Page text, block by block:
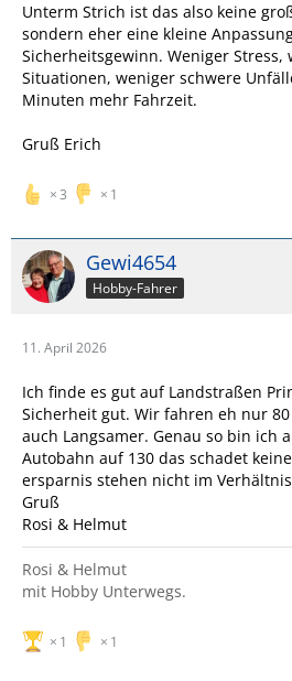
Unterm Strich ist das also keine
sondern eher eine kleine
Sicherheitsgewinn. Weniger Stress,
Situationen, weniger schwere
Minuten mehr Fahrzeit.
Gruß Erich
3 1
Gewi4654
Hobby-Fahrer
11. April 2026
Ich finde es gut auf Landstraßen
Sicherheit gut. Wir fahren eh nur
auch Langsamer. Genau so bin ich
Autobahn auf 130 das schadet
ersparnis stehen nicht im
Gruß
Rosi & Helmut
Rosi & Helmut
mit Hobby Unterwegs.
1 1